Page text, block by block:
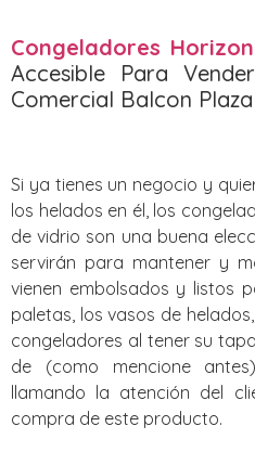
Congeladores
Accesible Para
Comercial Balcon Plaza
Si ya tienes un negocio y
los helados en él, los
de vidrio son una buena
servirán para mantener y
vienen embolsados y listos
paletas, los vasos de
congeladores al tener su
de (como mencione
llamando la atención del
compra de este producto.